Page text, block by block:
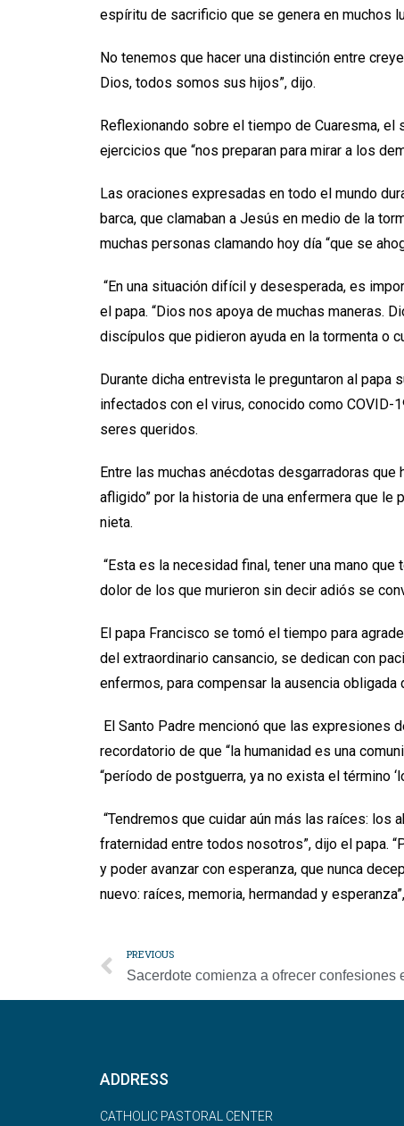
espíritu de sacrificio que se genera en muchos
No tenemos que hacer una distinción entre
Dios, todos somos sus hijos”, dijo.
Reflexionando sobre el tiempo de Cuaresma,
ejercicios que “nos preparan para mirar a los
Las oraciones expresadas en todo el mundo
barca, que clamaban a Jesús en medio de la
muchas personas clamando hoy día “que se
“En una situación difícil y desesperada, es
el papa. “Dios nos apoya de muchas maneras.
discípulos que pidieron ayuda en la tormenta o
Durante dicha entrevista le preguntaron al
infectados con el virus, conocido como
seres queridos.
Entre las muchas anécdotas desgarradoras
afligido” por la historia de una enfermera que
nieta.
“Esta es la necesidad final, tener una mano que
dolor de los que murieron sin decir adiós se
El papa Francisco se tomó el tiempo para
del extraordinario cansancio, se dedican con
enfermos, para compensar la ausencia obligada
El Santo Padre mencionó que las expresiones
recordatorio de que “la humanidad es una
“período de postguerra, ya no exista el término
“Tendremos que cuidar aún más las raíces:
fraternidad entre todos nosotros”, dijo el papa.
y poder avanzar con esperanza, que nunca
nuevo: raíces, memoria, hermandad y
PREVIOUS
ADDRESS
CATHOLIC PASTORAL CENTER